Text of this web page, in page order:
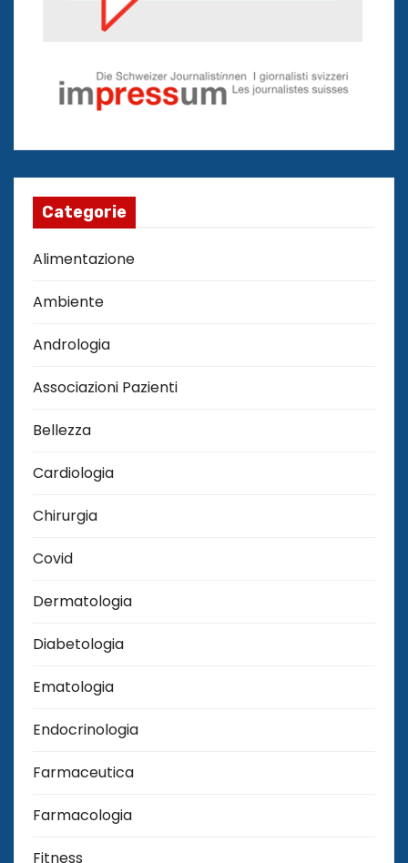
Categorie
Alimentazione
Ambiente
Andrologia
Associazioni Pazienti
Bellezza
Cardiologia
Chirurgia
Covid
Dermatologia
Diabetologia
Ematologia
Endocrinologia
Farmaceutica
Farmacologia
Fitness